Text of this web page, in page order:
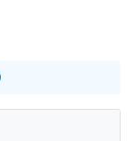
Torah-Box Music
Tsédaka : pauvres d'Israel